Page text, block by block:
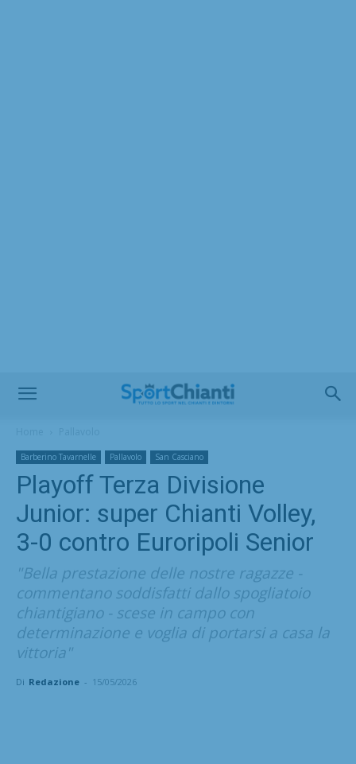
Barberino Tavarnelle Pallavolo San Casciano
Playoff Terza Divisione
Junior: super Chianti Volley,
3-0 contro Euroripoli Senior
"Bella prestazione delle nostre ragazze -
commentano soddisfatti dallo spogliatoio
chiantigiano - scese in campo con
determinazione e voglia di portarsi a casa la
vittoria"
Di Redazione - 15/05/2026